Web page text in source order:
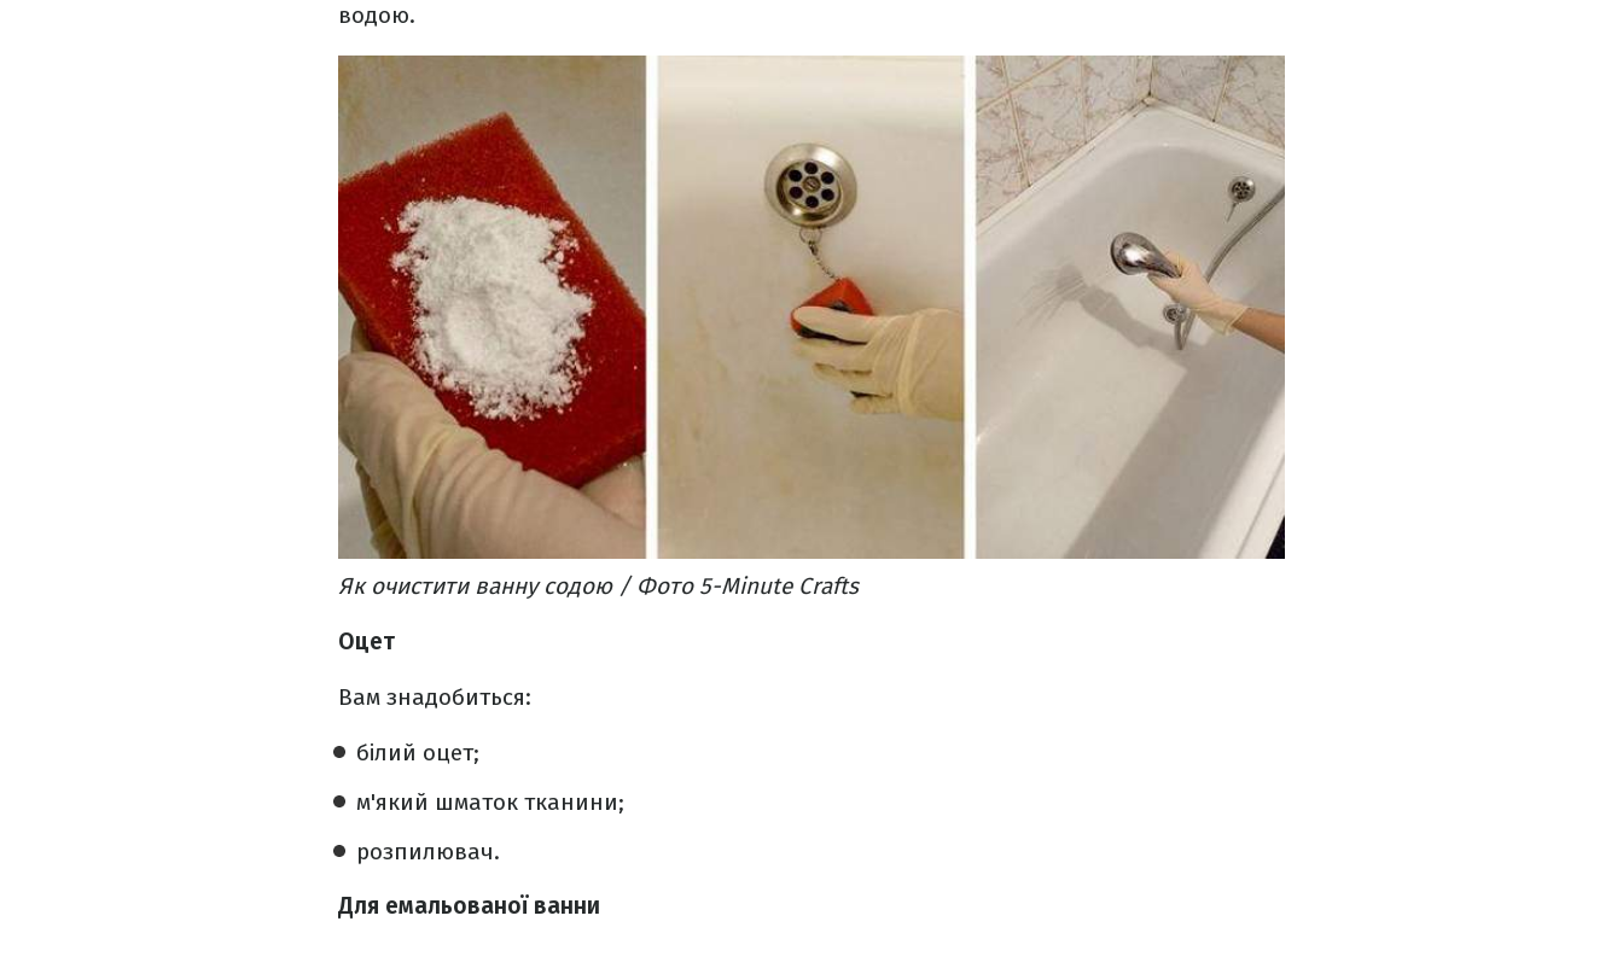
водою.
Як очистити ванну содою / Фото 5-Minute Crafts
Оцет
Вам знадобиться:
білий оцет;
м'який шматок тканини;
розпилювач.
Для емальованої ванни